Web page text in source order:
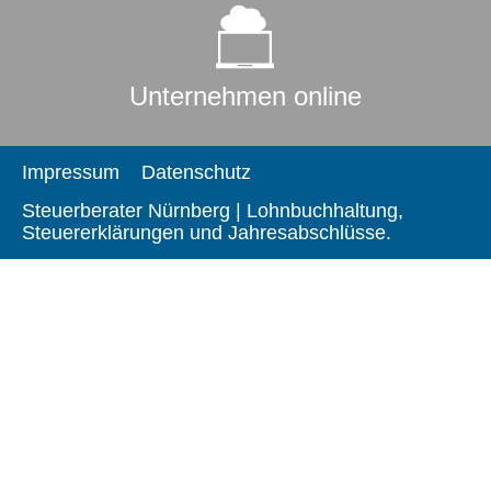
Unternehmen online
Impressum
Datenschutz
Steuerberater Nürnberg | Lohnbuchhaltung,
Steuererklärungen und Jahresabschlüsse.